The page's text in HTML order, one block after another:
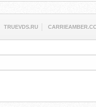
TRUEVDS.RU